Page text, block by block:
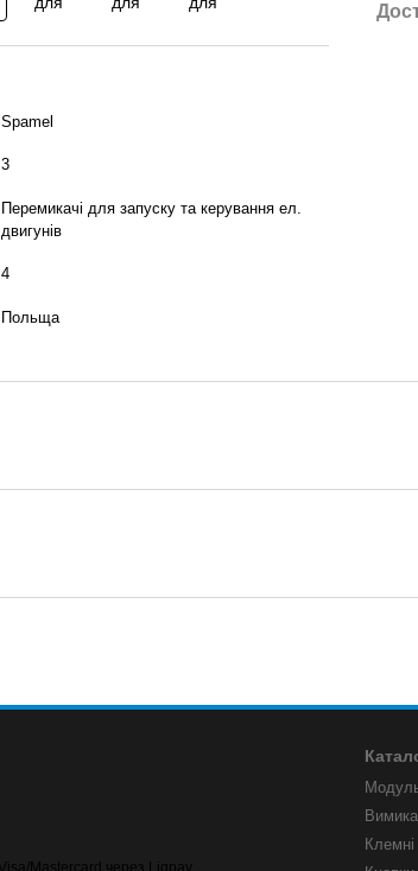
Spamel
3
Перемикачі для запуску та керування ел.
двигунів
4
Польща